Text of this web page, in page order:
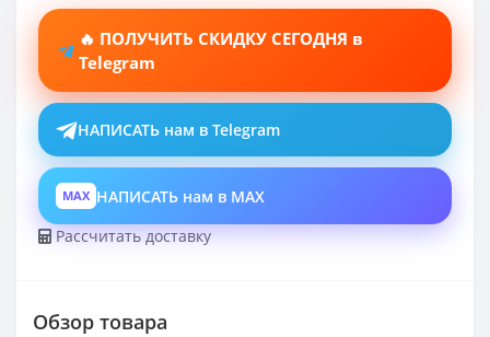
🔥 ПОЛУЧИТЬ СКИДКУ СЕГОДНЯ в
Telegram
НАПИСАТЬ нам в Telegram
MAX НАПИСАТЬ нам в MAX
Рассчитать доставку
Обзор товара